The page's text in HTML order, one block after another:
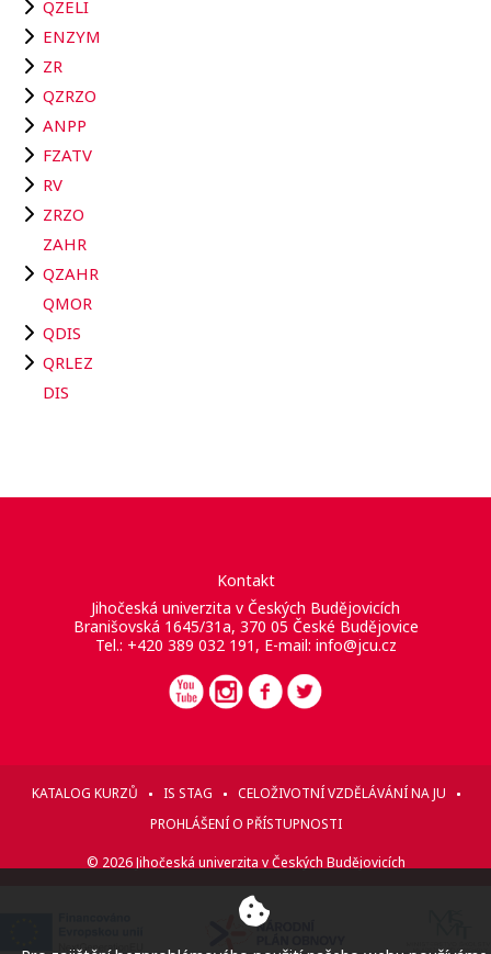
QZELI
ENZYM
ZR
QZRZO
ANPP
FZATV
RV
ZRZO
ZAHR
QZAHR
QMOR
QDIS
QRLEZ
DIS
Kontakt
Jihočeská univerzita v Českých Budějovicích
Branišovská 1645/31a, 370 05 České Budějovice
Tel.: +420 389 032 191, E-mail: info@jcu.cz
KATALOG KURZŮ IS STAG
CELOŽIVOTNÍ VZDĚLÁVÁNÍ NA JU
PROHLÁŠENÍ O PŘÍSTUPNOSTI
© 2026 Jihočeská univerzita v Českých Budějovicích